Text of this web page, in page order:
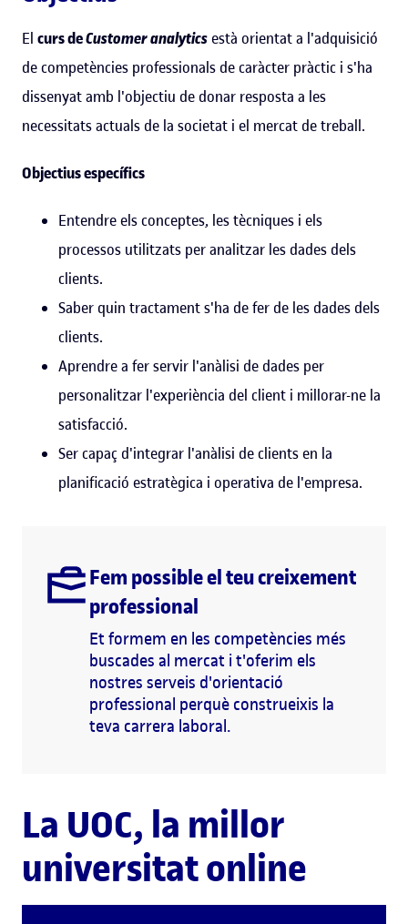
El curs deCustomer analyticsestà orientat a l'adquisició
de competències professionals de caràcter pràctic i s'ha
dissenyat amb l'objectiu de donar resposta a les
necessitats actuals de la societat i el mercat de treball.
Objectius específics
Entendre els conceptes, les tècniques i els
processos utilitzats per analitzar les dades dels
clients.
Saber quin tractament s'ha de fer de les dades dels
clients.
Aprendre a fer servir l'anàlisi de dades per
personalitzar l'experiència del client i millorar-ne la
satisfacció.
Ser capaç d'integrar l'anàlisi de clients en la
planificació estratègica i operativa de l'empresa.
Fem possible el teu creixement
professional
Et formem en les competències més
buscades al mercat i t'oferim els
nostres serveis d'orientació
professional perquè construeixis la
teva carrera laboral.
La UOC, la millor
universitat online